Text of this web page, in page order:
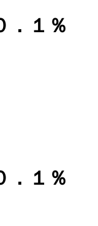
．１％
．１％